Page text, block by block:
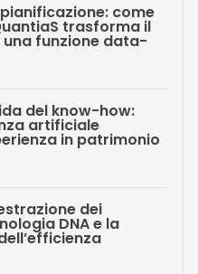
come
trasforma il
funzione data-
del know-how:
artificiale
in patrimonio
dei
DNA e la